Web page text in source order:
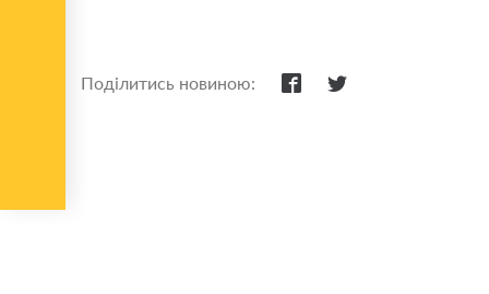
Поділитись новиною: